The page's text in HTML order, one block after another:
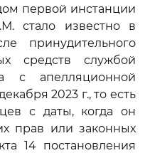
первой инстанции
стало известно в
принудительного
средств службой
с апелляционной
2023 г., то есть
с даты, когда он
прав или законных
14 постановления